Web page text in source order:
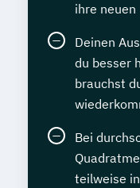
ihre
Deinen
du besser
brauchst
Bei
teilweise